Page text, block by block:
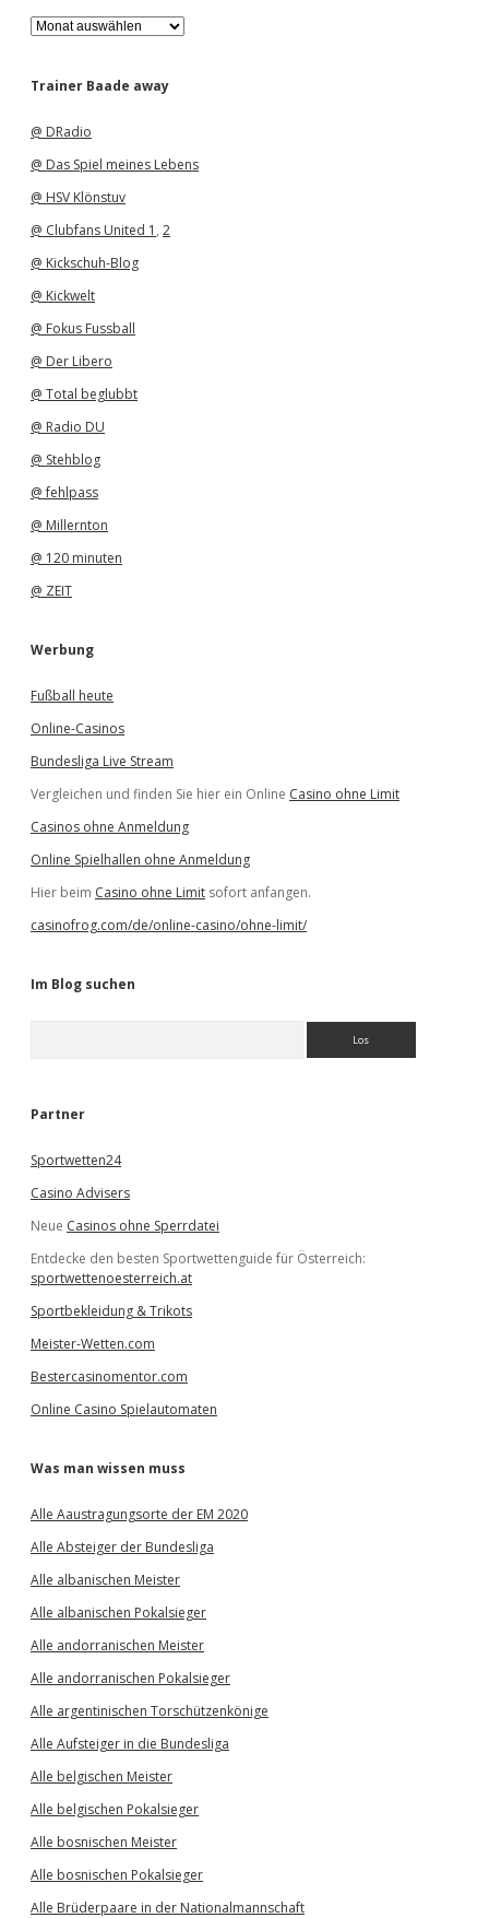
A
r
h
Trainer Baade away
@ DRadio
@ Das Spiel meines Lebens
@ HSV Klönstuv
@ Clubfans United 1 , 2
@ Kickschuh-Blog
@ Kickwelt
@ Fokus Fussball
@ Der Libero
@ Total beglubbt
@ Radio DU
@ Stehblog
@ fehlpass
@ Millernton
@ 120 minuten
@ ZEIT
Werbung
Fußball heute
Online-Casinos
Bundesliga Live Stream
Vergleichen und finden Sie hier ein Online Casino ohne Limit
Casinos ohne Anmeldung
Online Spielhallen ohne Anmeldung
Hier beim Casino ohne Limit sofort anfangen.
casinofrog.com/de/online-casino/ohne-limit/
Im Blog suchen
e
Partner
Sportwetten24
Casino Advisers
Neue Casinos ohne Sperrdatei
Entdecke den besten Sportwettenguide für Österreich:
sportwettenoesterreich.at
Sportbekleidung & Trikots
Meister-Wetten.com
Bestercasinomentor.com
Online Casino Spielautomaten
Was man wissen muss
Alle Aaustragungsorte der EM 2020
Alle Absteiger der Bundesliga
Alle albanischen Meister
Alle albanischen Pokalsieger
Alle andorranischen Meister
Alle andorranischen Pokalsieger
Alle argentinischen Torschützenkönige
Alle Aufsteiger in die Bundesliga
Alle belgischen Meister
Alle belgischen Pokalsieger
Alle bosnischen Meister
Alle bosnischen Pokalsieger
Alle Brüderpaare in der Nationalmannschaft